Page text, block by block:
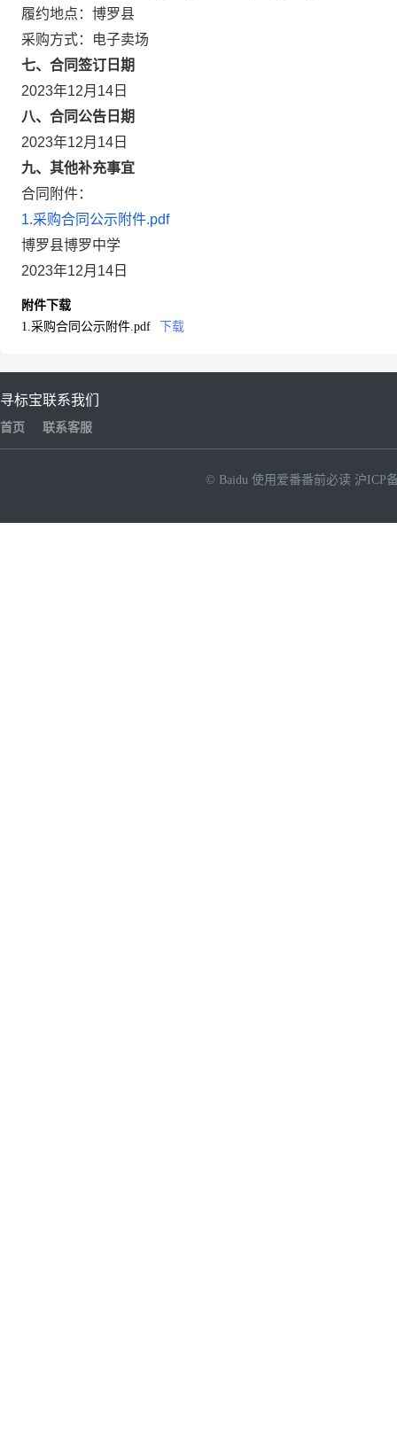
履约地点：博罗县
采购方式：电子卖场
七、合同签订日期
2023年12月14日
八、合同公告日期
2023年12月14日
九、其他补充事宜
合同附件：
1.采购合同公示附件.pdf
博罗县博罗中学
2023年12月14日
附件下载
1.采购合同公示附件.pdf
下载
寻标宝
首页
联系我们
联系客服
© Baidu 使用爱番番前必读 沪ICP